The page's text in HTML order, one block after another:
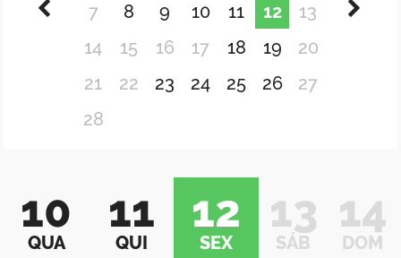
7
8 9 10 11 12
13
14
15 16 17 18 19
20
21
22 23 24 25 26
27
28
10
QUA
11
QUI
12
SEX
13
SÁB
14
DOM